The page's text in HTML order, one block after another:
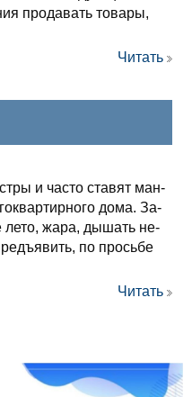
про­да­вать то­ва­ры,
Читать
и час­то ста­вят ман­
до­ма. За­
ле­то, жа­ра, ды­шать не­
по прось­бе
Читать